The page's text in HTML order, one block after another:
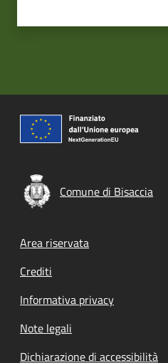
Comune di Bisaccia
Footer menu
Area riservata
Crediti
Informativa privacy
Note legali
Dichiarazione di accessibilità